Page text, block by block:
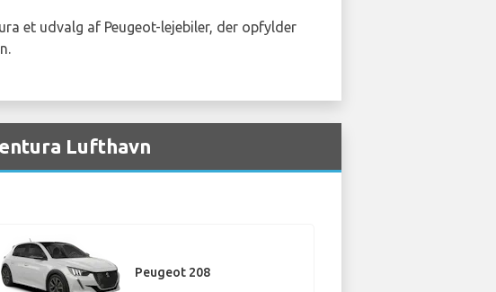
et udvalg af Peugeot-lejebiler, der opfylder
Lufthavn
Peugeot 208